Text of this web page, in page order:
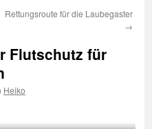
Rettungsroute für die Laubegaster
→
Flutschutz für
Heiko